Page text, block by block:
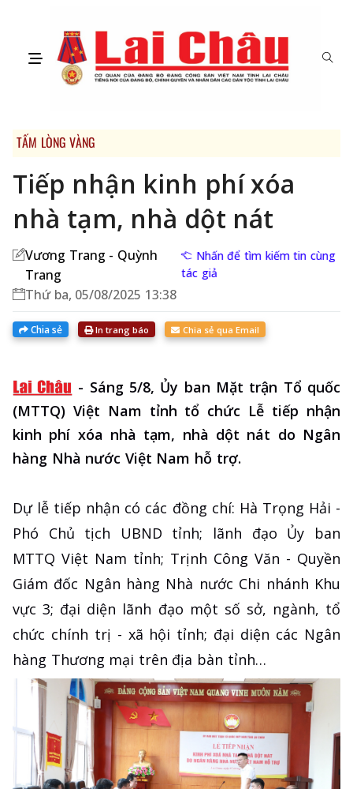
TẤM LÒNG VÀNG
Tiếp nhận kinh phí xóa
nhà tạm, nhà dột nát
Vương Trang - Quỳnh
Trang
Nhấn để tìm kiếm tin cùng
tác giả
Thứ ba, 05/08/2025 13:38
Chia sẻ In trang báo Chia sẻ qua Email
- Sáng 5/8, Ủy ban Mặt trận Tổ quốc
(MTTQ) Việt Nam tỉnh tổ chức Lễ tiếp nhận
kinh phí xóa nhà tạm, nhà dột nát do Ngân
hàng Nhà nước Việt Nam hỗ trợ.
Dự lễ tiếp nhận có các đồng chí: Hà Trọng Hải -
Phó Chủ tịch UBND tỉnh; lãnh đạo Ủy ban
MTTQ Việt Nam tỉnh; Trịnh Công Văn - Quyền
Giám đốc Ngân hàng Nhà nước Chi nhánh Khu
vực 3; đại diện lãnh đạo một số sở, ngành, tổ
chức chính trị - xã hội tỉnh; đại diện các Ngân
hàng Thương mại trên địa bàn tỉnh…